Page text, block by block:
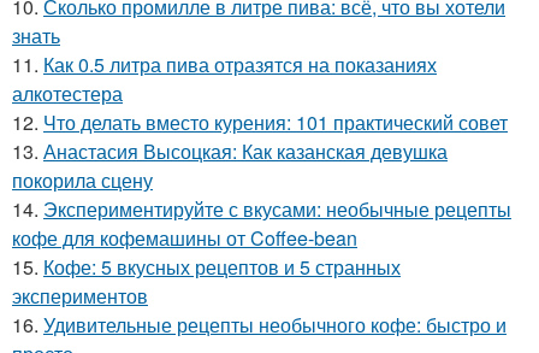
10. Сколько промилле в литре пива: всё, что вы хотели
знать
11. Как 0.5 литра пива отразятся на показаниях
алкотестера
12. Что делать вместо курения: 101 практический совет
13. Анастасия Высоцкая: Как казанская девушка
покорила сцену
14. Экспериментируйте с вкусами: необычные рецепты
кофе для кофемашины от Coffee-bean
15. Кофе: 5 вкусных рецептов и 5 странных
экспериментов
16. Удивительные рецепты необычного кофе: быстро и